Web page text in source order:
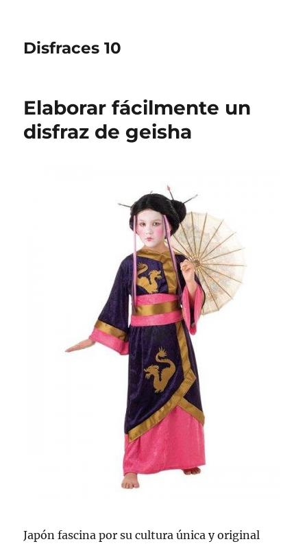
Disfraces 10
Elaborar fácilmente un
disfraz de geisha
Japón fascina por su cultura única y original